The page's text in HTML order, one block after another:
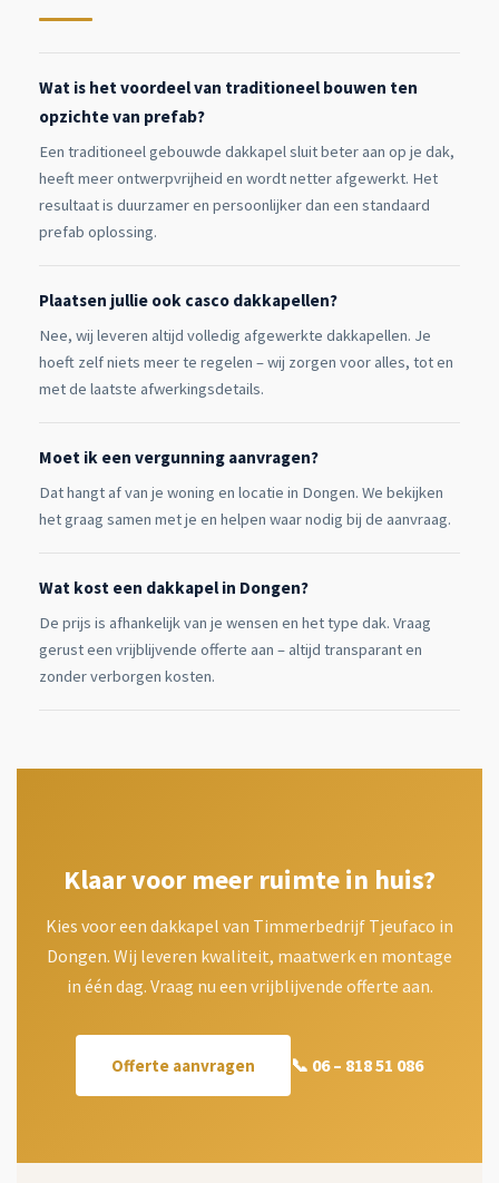
Wat is het voordeel van traditioneel bouwen ten
opzichte van prefab?
Een traditioneel gebouwde dakkapel sluit beter aan op je dak,
heeft meer ontwerpvrijheid en wordt netter afgewerkt. Het
resultaat is duurzamer en persoonlijker dan een standaard
prefab oplossing.
Plaatsen jullie ook casco dakkapellen?
Nee, wij leveren altijd volledig afgewerkte dakkapellen. Je
hoeft zelf niets meer te regelen – wij zorgen voor alles, tot en
met de laatste afwerkingsdetails.
Moet ik een vergunning aanvragen?
Dat hangt af van je woning en locatie in Dongen. We bekijken
het graag samen met je en helpen waar nodig bij de aanvraag.
Wat kost een dakkapel in Dongen?
De prijs is afhankelijk van je wensen en het type dak. Vraag
gerust een vrijblijvende offerte aan – altijd transparant en
zonder verborgen kosten.
Klaar voor meer ruimte in huis?
Kies voor een dakkapel van Timmerbedrijf Tjeufaco in
Dongen. Wij leveren kwaliteit, maatwerk en montage
in één dag. Vraag nu een vrijblijvende offerte aan.
Offerte aanvragen 📞 06 – 818 51 086